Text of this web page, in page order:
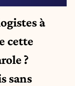
à
cette
?
sans